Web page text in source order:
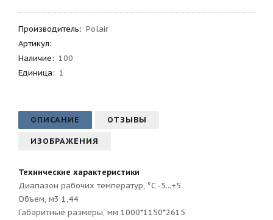
Производитель: Polair
Артикул:
Наличие: 100
Единица: 1
ОПИСАНИЕ ОТЗЫВЫ
ИЗОБРАЖЕНИЯ
Технические характеристики
Диапазон рабочих температур, °C -5...+5
Объем, м3 1,44
Габаритные размеры, мм 1000*1150*2615